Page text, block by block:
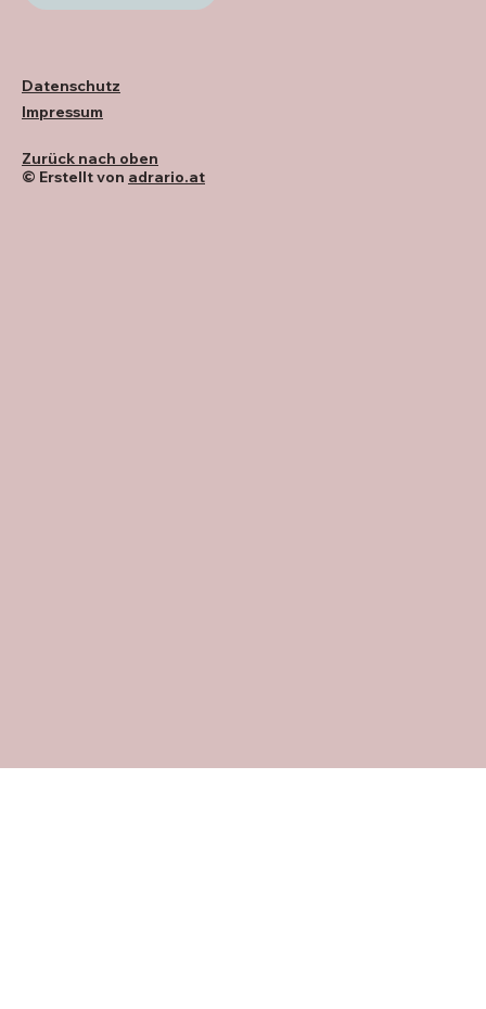
Datenschutz
Impressum
© Erstellt von adrario.at
Zurück nach oben